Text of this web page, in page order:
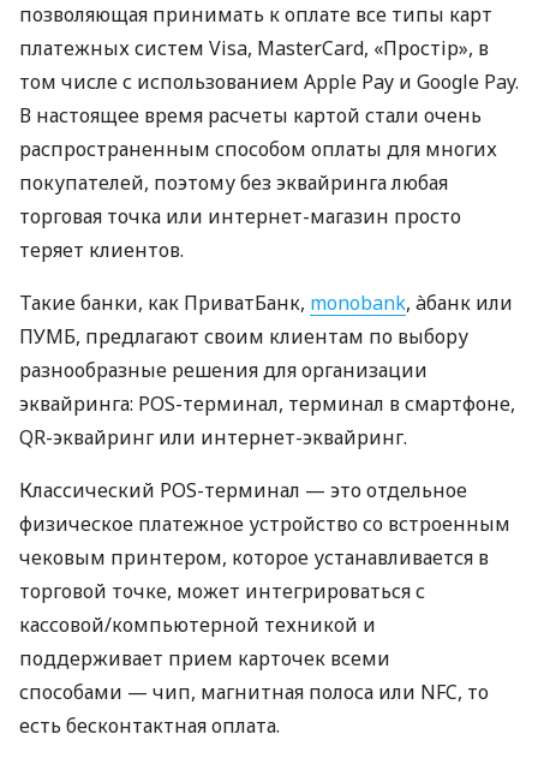
позволяющая принимать к оплате все типы карт
платежных систем Visa, MasterCard, «Простір», в
том числе с использованием Apple Pay и Google Pay.
В настоящее время расчеты картой стали очень
распространенным способом оплаты для многих
покупателей, поэтому без эквайринга любая
торговая точка или интернет-магазин просто
теряет клиентов.
Такие банки, как ПриватБанк, monobank, àбанк или
ПУМБ, предлагают своим клиентам по выбору
разнообразные решения для организации
эквайринга: POS-терминал, терминал в смартфоне,
QR-эквайринг или интернет-эквайринг.
Классический POS-терминал — это отдельное
физическое платежное устройство со встроенным
чековым принтером, которое устанавливается в
торговой точке, может интегрироваться с
кассовой/компьютерной техникой и
поддерживает прием карточек всеми
способами — чип, магнитная полоса или NFC, то
есть бесконтактная оплата.